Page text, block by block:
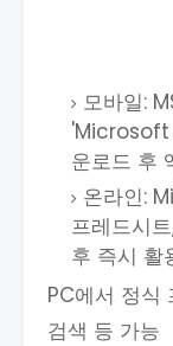
모바일:
'Microsoft
운로드 후
온라인:
프레드시
후 즉시 활
PC에서 정식
검색 등 가능